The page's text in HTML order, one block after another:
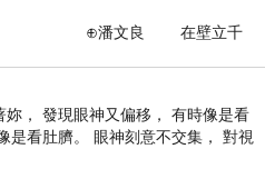
壁立千
妳， 發現眼神又偏移， 有時像是看
是看肚臍。 眼神刻意不交集， 對視
讓我很難不